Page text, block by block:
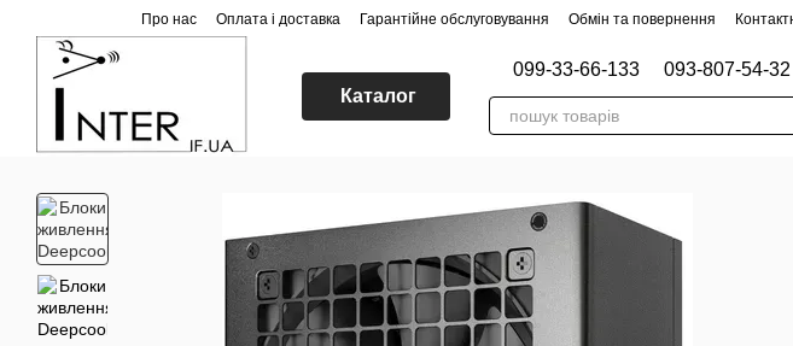
Перейти до основного контенту
Про нас Оплата і доставка Гарантійне обслуговування Обмін та повернення
Каталог
099-33-66-133 093-807-54-32